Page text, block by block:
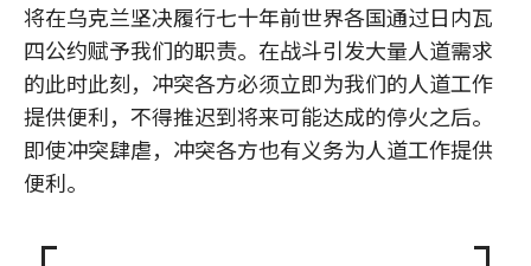
将在乌克兰坚决履行七十年前世界各国通过日内瓦
四公约赋予我们的职责。在战斗引发大量人道需求
的此时此刻，冲突各方必须立即为我们的人道工作
提供便利，不得推迟到将来可能达成的停火之后。
即使冲突肆虐，冲突各方也有义务为人道工作提供
便利。